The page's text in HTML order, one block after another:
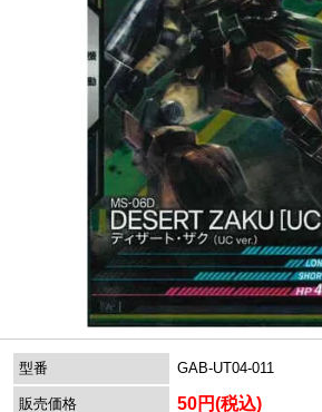
型番 GAB-UT04-011
販売価格 50円(税込)